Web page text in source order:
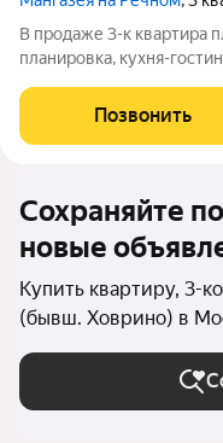
В продаже 3-к квартира
планировка, кухня-
этажного дома.
экономия составит 8 657
Позвонить
Сохраняйте
новые
Купить квартиру, 3-
(бывш. Ховрино) в